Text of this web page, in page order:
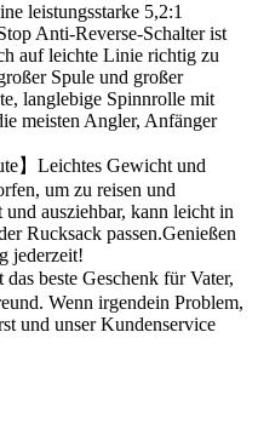
leistungsstarke 5,2:1
Anti-Reverse-Schalter ist
auf leichte Linie richtig zu
Spule und großer
langlebige Spinnrolle mit
meisten Angler, Anfänger
】Leichtes Gewicht und
um zu reisen und
ausziehbar, kann leicht in
Rucksack passen.Genießen
jederzeit!
beste Geschenk für Vater,
Wenn irgendein Problem,
und unser Kundenservice